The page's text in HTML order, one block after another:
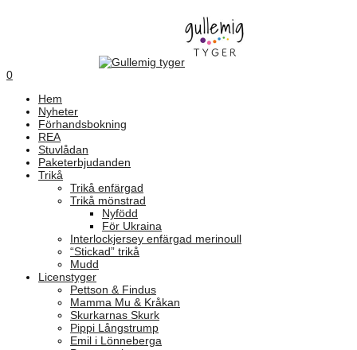
0
Hem
Nyheter
Förhandsbokning
REA
Stuvlådan
Paketerbjudanden
Trikå
Trikå enfärgad
Trikå mönstrad
Nyfödd
För Ukraina
Interlockjersey enfärgad merinoull
“Stickad” trikå
Mudd
Licenstyger
Pettson & Findus
Mamma Mu & Kråkan
Skurkarnas Skurk
Pippi Långstrump
Emil i Lönneberga